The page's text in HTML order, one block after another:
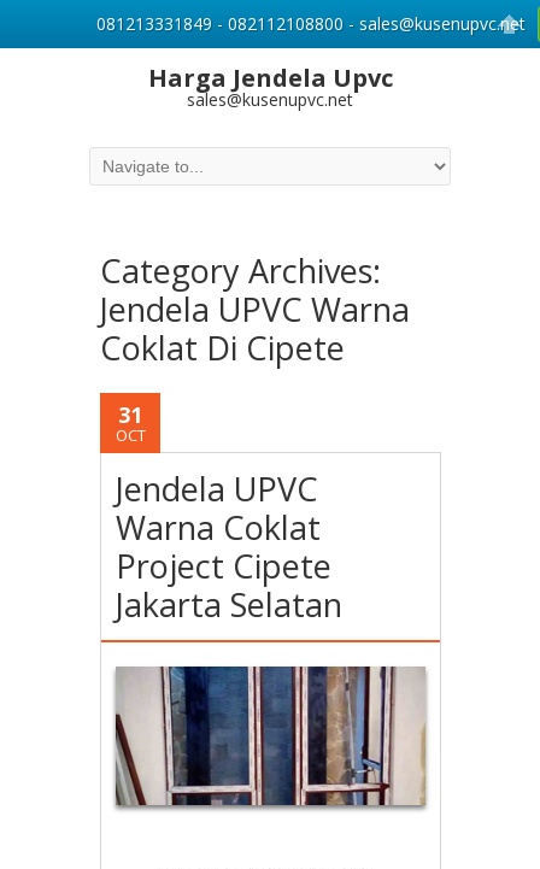
Harga Jendela Upvc
sales@kusenupvc.net
Category Archives:
Jendela UPVC Warna
Coklat Di Cipete
31
OCT
Jendela UPVC
Warna Coklat
Project Cipete
Jakarta Selatan
081213331849 - 082112108800 - sales@kusenupvc.net